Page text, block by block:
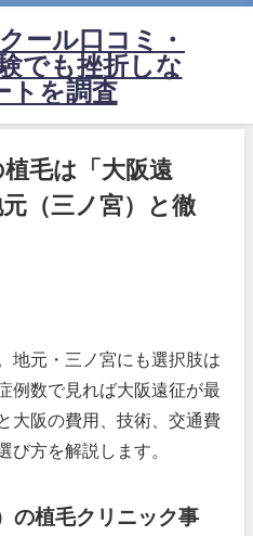
ール口コミ・
でも挫折しな
トを調査
毛は「大阪遠
（三ノ宮）と徹
地元・三ノ宮にも選択肢は
例数で見れば大阪遠征が最
大阪の費用、技術、交通費
び方を解説します。
の植毛クリニック事